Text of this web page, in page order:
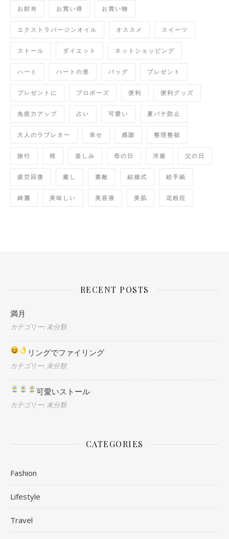
お財布 お買い得 お買い物
エクストラバージンオイル オススメ スイーツ
ストール ダイエット ネットショッピング
ハート ハートの形 バッグ プレゼント
プレゼントに プロポーズ 便利 便利グッズ
免疫力アップ 占い 可愛い 夏バテ防止
大人のラブレター 幸せ 感謝 整理整頓
旅行 桜 楽しみ 母の日 洋服 父の日
疲労回復 癒し 素敵 結婚式 絵手紙
綺麗 美味しい 美容液 美肌 花粉症
RECENT POSTS
満月
カテゴリー: 未分類
リングでファイリング
カテゴリー: 未分類
可愛いストール
カテゴリー: 未分類
CATEGORIES
Fashion
Lifestyle
Travel